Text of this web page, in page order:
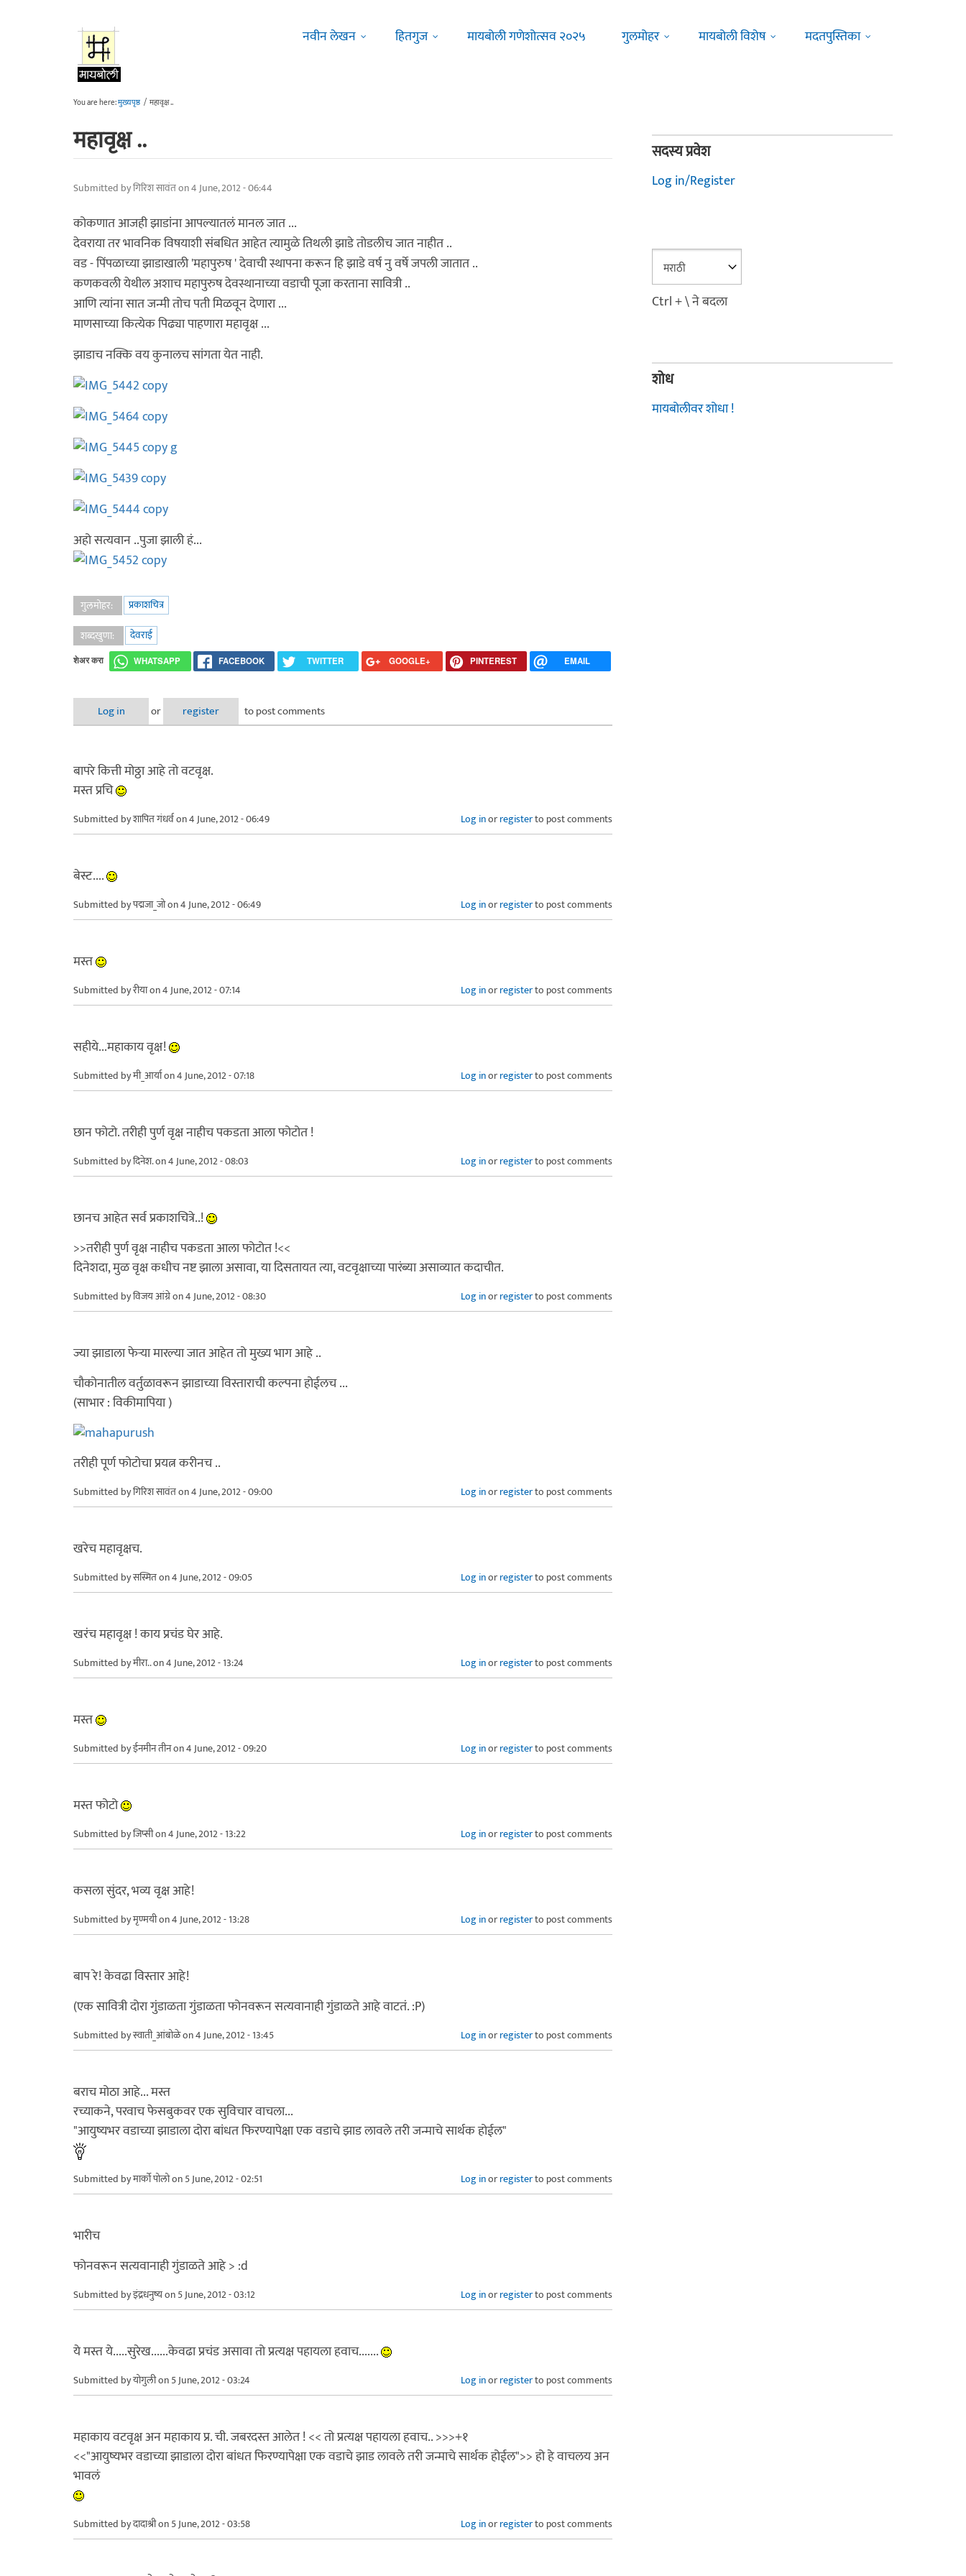
नवीन लेखन
हितगुज मायबोली गणेशोत्सव २०२५ गुलमोहर मायबोली विशेष मदतपुस्तिका
You are here:मुख्यपृष्ठ / महावृक्ष ..
महावृक्ष ..
Submitted byगिरिश सावंतon 4 June, 2012 - 06:44
कोकणात आजही झाडांना आपल्यातलं मानल जात ...
देवराया तर भावनिक विषयाशी संबधित आहेत त्यामुळे तिथली झाडे तोडलीच जात नाहीत ..
वड - पिंपळाच्या झाडाखाली 'महापुरुष ' देवाची स्थापना करून हि झाडे वर्ष नु वर्षे जपली जातात ..
कणकवली येथील अशाच महापुरुष देवस्थानाच्या वडाची पूजा करताना सावित्री ..
आणि त्यांना सात जन्मी तोच पती मिळवून देणारा ...
माणसाच्या कित्येक पिढ्या पाहणारा महावृक्ष ...
झाडाच नक्कि वय कुनालच सांगता येत नाही.
अहो सत्यवान ..पुजा झाली हं...
गुलमोहर:
प्रकाशचित्र
शब्दखुणा:
देवराई
शेअर करा WHATSAPP FACEBOOK TWITTER GOOGLE+ PINTEREST EMAIL
Log in or register to post comments
बापरे कित्ती मोठ्ठा आहे तो वटवृक्ष.
मस्त प्रचि
Submitted byशापित गंधर्वon 4 June, 2012 - 06:49 Log inorregisterto post comments
बेस्ट....
Submitted byपद्मजा_जोon 4 June, 2012 - 06:49 Log inorregisterto post comments
मस्त
Submitted byरीयाon 4 June, 2012 - 07:14 Log inorregisterto post comments
सहीये...महाकाय वृक्ष!
Submitted byमी_आर्याon 4 June, 2012 - 07:18 Log inorregisterto post comments
छान फोटो. तरीही पुर्ण वृक्ष नाहीच पकडता आला फोटोत !
Submitted byदिनेश.on 4 June, 2012 - 08:03 Log inorregisterto post comments
छानच आहेत सर्व प्रकाशचित्रे..!
>>तरीही पुर्ण वृक्ष नाहीच पकडता आला फोटोत !<<
दिनेशदा, मुळ वृक्ष कधीच नष्ट झाला असावा, या दिसतायत त्या, वटवृक्षाच्या पारंब्या असाव्यात कदाचीत.
Submitted byविजय आंग्रेon 4 June, 2012 - 08:30 Log inorregisterto post comments
ज्या झाडाला फेऱ्या मारल्या जात आहेत तो मुख्य भाग आहे ..
चौकोनातील वर्तुळावरून झाडाच्या विस्ताराची कल्पना होईलच ...
(साभार : विकीमापिया )
तरीही पूर्ण फोटोचा प्रयत्न करीनच ..
Submitted byगिरिश सावंतon 4 June, 2012 - 09:00 Log inorregisterto post comments
खरेच महावृक्षच.
Submitted byसस्मितon 4 June, 2012 - 09:05 Log inorregisterto post comments
खरंच महावृक्ष ! काय प्रचंड घेर आहे.
Submitted byमीरा..on 4 June, 2012 - 13:24 Log inorregisterto post comments
मस्त
Submitted byईनमीन तीनon 4 June, 2012 - 09:20 Log inorregisterto post comments
मस्त फोटो
Submitted byजिप्सीon 4 June, 2012 - 13:22 Log inorregisterto post comments
कसला सुंदर, भव्य वृक्ष आहे!
Submitted byमृण्मयीon 4 June, 2012 - 13:28 Log inorregisterto post comments
बाप रे! केवढा विस्तार आहे!
(एक सावित्री दोरा गुंडाळता गुंडाळता फोनवरून सत्यवानाही गुंडाळते आहे वाटतं. :P)
Submitted byस्वाती_आंबोळेon 4 June, 2012 - 13:45 Log inorregisterto post comments
बराच मोठा आहे... मस्त
रच्याकने, परवाच फेसबुकवर एक सुविचार वाचला...
"आयुष्यभर वडाच्या झाडाला दोरा बांधत फिरण्यापेक्षा एक वडाचे झाड लावले तरी जन्माचे सार्थक होईल"
Submitted byमार्को पोलोon 5 June, 2012 - 02:51 Log inorregisterto post comments
भारीच
फोनवरून सत्यवानाही गुंडाळते आहे > :d
Submitted byइंद्रधनुष्यon 5 June, 2012 - 03:12 Log inorregisterto post comments
ये मस्त ये.....सुरेख......केवढा प्रचंड असावा तो प्रत्यक्ष पहायला हवाच.......
Submitted byयोगुलीon 5 June, 2012 - 03:24 Log inorregisterto post comments
महाकाय वटवृक्ष अन महाकाय प्र. ची. जबरदस्त आलेत ! << तो प्रत्यक्ष पहायला हवाच.. >>>+१
<<"आयुष्यभर वडाच्या झाडाला दोरा बांधत फिरण्यापेक्षा एक वडाचे झाड लावले तरी जन्माचे सार्थक होईल">> हो हे वाचलय अन
भावलं
Submitted byदादाश्रीon 5 June, 2012 - 03:58 Log inorregisterto post comments
सदस्य प्रवेश
Log in/Register
Ctrl + \ ने बदला
शोध
मायबोलीवर शोधा !